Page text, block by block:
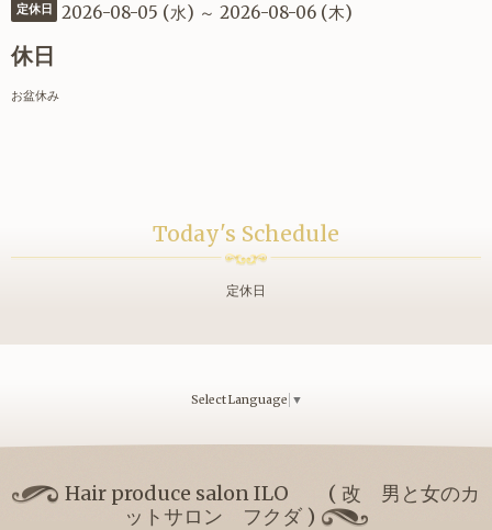
定休日 2026-08-05 (水) ～ 2026-08-06 (木)
休日
お盆休み
Today's Schedule
定休日
Select Language ▼
Hair produce salon ILO ( 改 男と女のカ
ットサロン フクダ )